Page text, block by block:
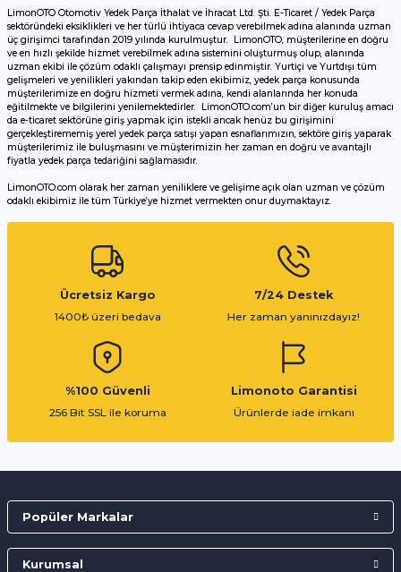
Ürün resmi kalitesiz, bozuk veya görüntülenemiyor.
Ürün açıklamasında eksik bilgiler bulunuyor.
Ürün bilgilerinde hatalar bulunuyor.
Ürün fiyatı diğer sitelerden daha pahalı.
Bu ürüne benzer farklı alternatifler olmalı.
LimonOTO Otomotiv Yedek Parça İthalat ve İhracat Ltd. Şti. E-Ticaret / Yedek Parça
sektöründeki eksiklikleri ve her türlü ihtiyaca cevap verebilmek adına alanında uzman
üç girişimci tarafından 2019 yılında kurulmuştur. LimonOTO, müşterilerine en doğru
ve en hızlı şekilde hizmet verebilmek adına sistemini oluşturmuş olup, alanında
uzman ekibi ile çözüm odaklı çalışmayı prensip edinmiştir. Yurtiçi ve Yurtdışı tüm
gelişmeleri ve yenilikleri yakından takip eden ekibimiz, yedek parça konusunda
müşterilerimize en doğru hizmeti vermek adına, kendi alanlarında her konuda
eğitilmekte ve bilgilerini yenilemektedirler. LimonOTO.com’un bir diğer kuruluş amacı
da e-ticaret sektörüne giriş yapmak için istekli ancak henüz bu girişimini
gerçekleştirememiş yerel yedek parça satışı yapan esnaflarımızın, sektöre giriş yaparak
müşterilerimiz ile buluşmasını ve müşterimizin her zaman en doğru ve avantajlı
fiyatla yedek parça tedariğini sağlamasıdır.
LimonOTO.com olarak her zaman yeniliklere ve gelişime açık olan uzman ve çözüm
odaklı ekibimiz ile tüm Türkiye’ye hizmet vermekten onur duymaktayız.
Ücretsiz Kargo
1400₺ üzeri bedava
7/24 Destek
Her zaman yanınızdayız!
%100 Güvenli
256 Bit SSL ile koruma
Limonoto Garantisi
Ürünlerde iade imkanı
Popüler Markalar
Kurumsal